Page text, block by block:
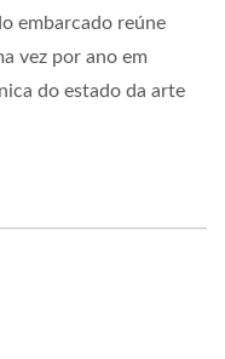
embarcado reúne
vez por ano em
do estado da arte